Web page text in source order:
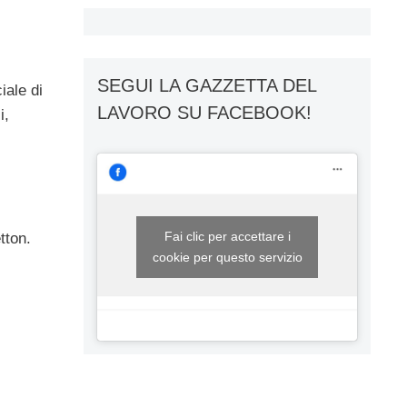
di
SEGUI LA GAZZETTA DEL
LAVORO SU FACEBOOK!
Fai clic per accettare i
cookie per questo servizio